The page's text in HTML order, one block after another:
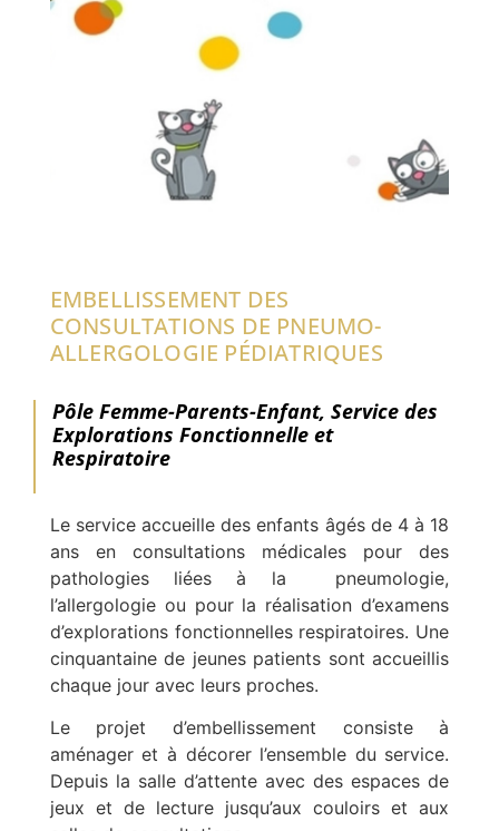
EMBELLISSEMENT DES
CONSULTATIONS DE PNEUMO-
ALLERGOLOGIE PÉDIATRIQUES
Pôle Femme-Parents-Enfant, Service des
Explorations Fonctionnelle et
Respiratoire
Le service accueille des enfants âgés de 4 à 18
ans en consultations médicales pour des
pathologies liées à la pneumologie,
l’allergologie ou pour la réalisation d’examens
d’explorations fonctionnelles respiratoires. Une
cinquantaine de jeunes patients sont accueillis
chaque jour avec leurs proches.
Le projet d’embellissement consiste à
aménager et à décorer l’ensemble du service.
Depuis la salle d’attente avec des espaces de
jeux et de lecture jusqu’aux couloirs et aux